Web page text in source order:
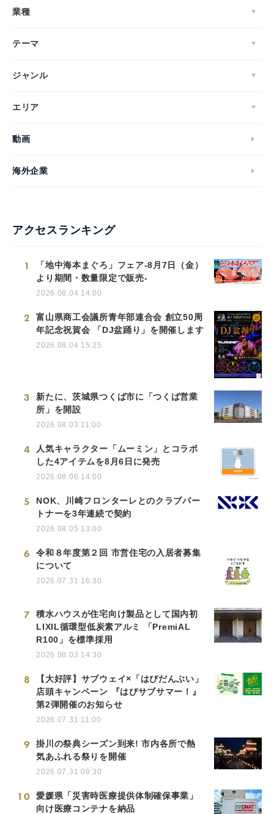
業種
テーマ
ジャンル
エリア
動画
海外企業
アクセスランキング
1
「地中海本まぐろ」フェア-8月7日（金）
より期間・数量限定で販売-
2026.08.04 14:00
2
富山県商工会議所青年部連合会 創立50周
年記念祝賀会 「DJ盆踊り」を開催します
2026.08.04 15:25
3
新たに、茨城県つくば市に「つくば営業
所」を開設
2026.08.03 11:00
4
人気キャラクター「ムーミン」とコラボ
した4アイテムを8月6日に発売
2026.08.06 14:00
5
NOK、川崎フロンターレとのクラブパー
トナーを3年連続で契約
2026.08.05 13:00
6
令和８年度第２回 市営住宅の入居者募集
について
2026.07.31 16:30
7
積水ハウスが住宅向け製品として国内初
LIXIL循環型低炭素アルミ 「PremiAL
R100」を標準採用
2026.08.03 14:30
8
【大好評】サブウェイ×「はぴだんぶい」
店頭キャンペーン 『はぴサブサマー！』
第2弾開催のお知らせ
2026.07.31 11:00
9
掛川の祭典シーズン到来! 市内各所で熱
気あふれる祭りを開催
2026.07.31 09:30
10
愛媛県「災害時医療提供体制確保事業」
向け医療コンテナを納品